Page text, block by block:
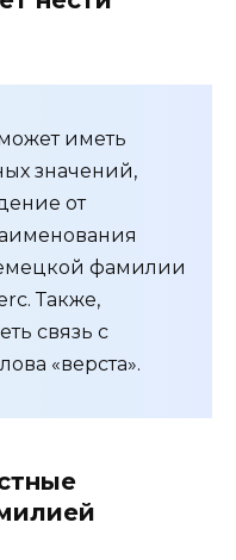
иметь
значений,
от
фамилии
Также,
связь с
«верста».